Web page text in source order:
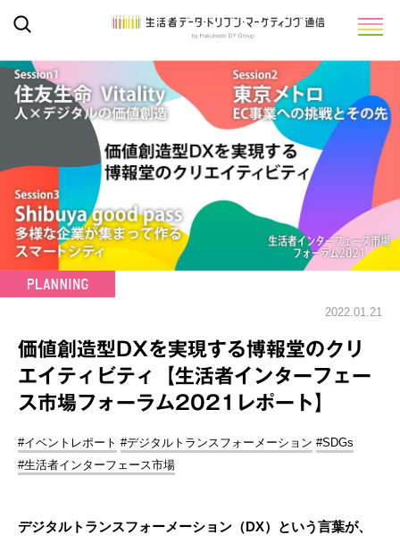
2022.01.21
価値創造型DXを実現する博報堂のクリ
エイティビティ【生活者インターフェー
ス市場フォーラム2021レポート】
#イベントレポート #デジタルトランスフォーメーション #SDGs
#生活者インターフェース市場
デジタルトランスフォーメーション（DX）という言葉が、